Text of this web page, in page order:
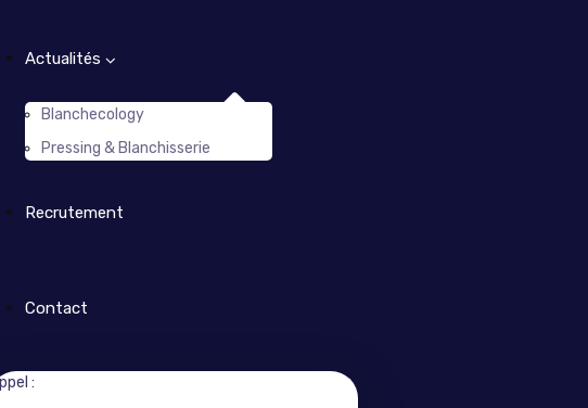
Actualités
Blanchecology
Pressing & Blanchisserie
Recrutement
Contact
: